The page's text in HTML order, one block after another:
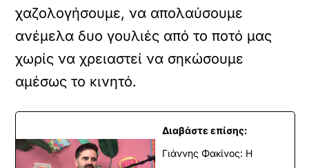
χαζολογήσουμε, να απολαύσουμε
ανέμελα δυο γουλιές από το ποτό μας
χωρίς να χρειαστεί να σηκώσουμε
αμέσως το κινητό.
Διαβάστε επίσης:
Γιάννης Φακίνος: Η